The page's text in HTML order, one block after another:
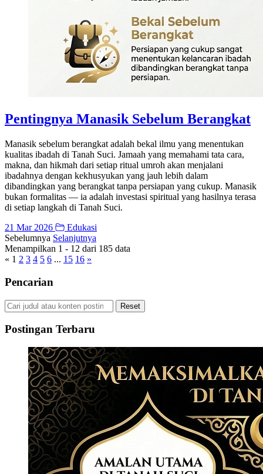
Pentingnya Manasik Sebelum Berangkat
Manasik sebelum berangkat adalah bekal ilmu yang menentukan
kualitas ibadah di Tanah Suci. Jamaah yang memahami tata cara,
makna, dan hikmah dari setiap ritual umroh akan menjalani
ibadahnya dengan kekhusyukan yang jauh lebih dalam
dibandingkan yang berangkat tanpa persiapan yang cukup. Manasik
bukan formalitas — ia adalah investasi spiritual yang hasilnya terasa
di setiap langkah di Tanah Suci.
21 Mar 2026
Edukasi
Sebelumnya Selanjutnya
Menampilkan 1 - 12 dari 185 data
« 1 2 3 4 5 6 ... 15 16 »
Pencarian
Reset
Postingan Terbaru